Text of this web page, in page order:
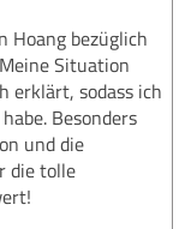
Hoang bezüglich
Situation
erklärt, sodass ich
Besonders
und die
die tolle